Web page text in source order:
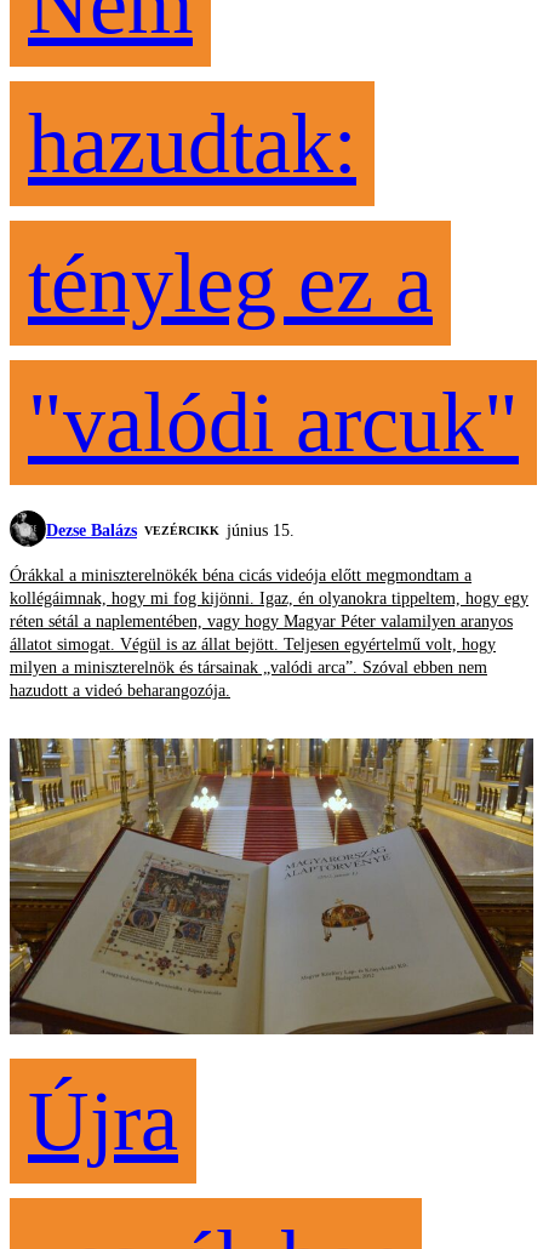
hazudtak:
tényleg ez a
"valódi arcuk"
Dezse Balázs VEZÉRCIKK június 15.
Órákkal a miniszterelnökék béna cicás videója előtt megmondtam a
kollégáimnak, hogy mi fog kijönni. Igaz, én olyanokra tippeltem, hogy egy
réten sétál a naplementében, vagy hogy Magyar Péter valamilyen aranyos
állatot simogat. Végül is az állat bejött. Teljesen egyértelmű volt, hogy
milyen a miniszterelnök és társainak „valódi arca”. Szóval ebben nem
hazudott a videó beharangozója.
Újra